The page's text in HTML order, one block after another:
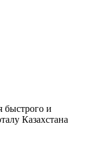
быстрого и
Казахстана